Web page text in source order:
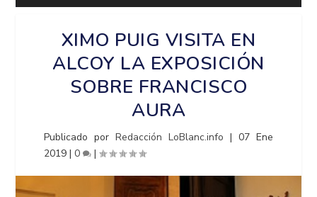
XIMO PUIG VISITA EN
ALCOY LA EXPOSICIÓN
SOBRE FRANCISCO
AURA
Publicado porRedacción LoBlanc.info | 07 Ene
2019 |0 |